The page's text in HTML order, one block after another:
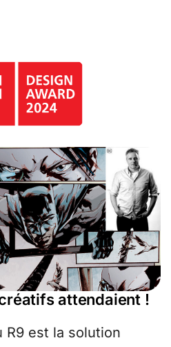
attendaient !
R9 est la solution